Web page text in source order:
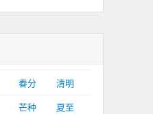
春分
清明
芒种
夏至